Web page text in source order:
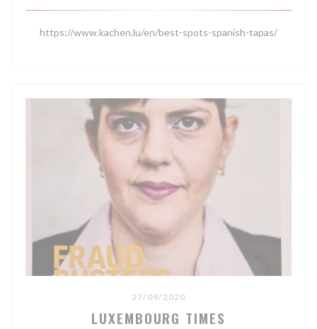
https://www.kachen.lu/en/best-spots-spanish-tapas/
27/09/2020
LUXEMBOURG TIMES